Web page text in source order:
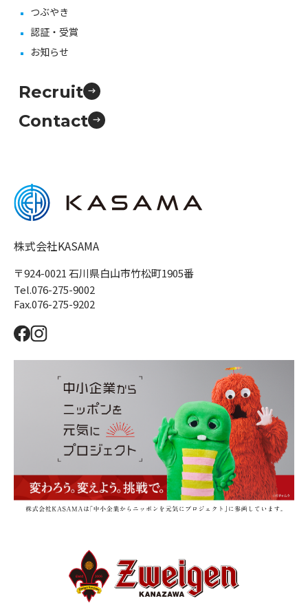
つぶやき
認証・受賞
お知らせ
Recruit
Contact
株式会社KASAMA
〒924-0021 石川県白山市竹松町1905番
Tel.076-275-9002
Fax.076-275-9202